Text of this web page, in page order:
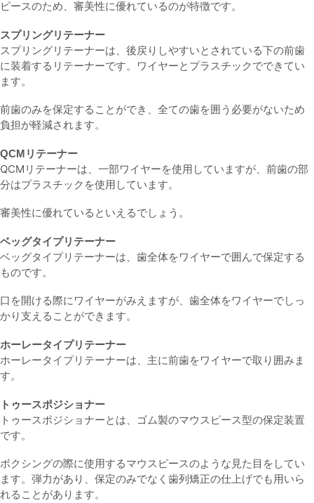
ピースのため、審美性に優れているのが特徴です。
スプリングリテーナー
スプリングリテーナーは、後戻りしやすいとされている下の前歯
に装着するリテーナーです。ワイヤーとプラスチックでできてい
ます。
前歯のみを保定することができ、全ての歯を囲う必要がないため
負担が軽減されます。
QCMリテーナー
QCMリテーナーは、一部ワイヤーを使用していますが、前歯の部
分はプラスチックを使用しています。
審美性に優れているといえるでしょう。
ベッグタイプリテーナー
ベッグタイプリテーナーは、歯全体をワイヤーで囲んで保定する
ものです。
口を開ける際にワイヤーがみえますが、歯全体をワイヤーでしっ
かり支えることができます。
ホーレータイプリテーナー
ホーレータイプリテーナーは、主に前歯をワイヤーで取り囲みま
す。
トゥースポジショナー
トゥースポジショナーとは、ゴム製のマウスピース型の保定装置
です。
ボクシングの際に使用するマウスピースのような見た目をしてい
ます。弾力があり、保定のみでなく歯列矯正の仕上げでも用いら
れることがあります。